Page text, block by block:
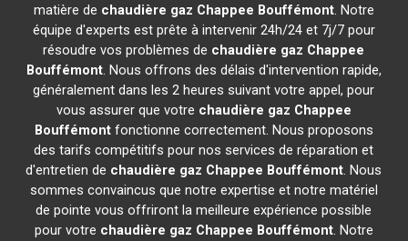
matière de chaudière gaz Chappee Bouffémont. Notre
équipe d'experts est prête à intervenir 24h/24 et 7j/7 pour
résoudre vos problèmes de chaudière gaz Chappee
Bouffémont. Nous offrons des délais d'intervention rapide,
généralement dans les 2 heures suivant votre appel, pour
vous assurer que votre chaudière gaz Chappee
Bouffémontfonctionne correctement. Nous proposons
des tarifs compétitifs pour nos services de réparation et
d'entretien de chaudière gaz Chappee Bouffémont. Nous
sommes convaincus que notre expertise et notre matériel
de pointe vous offriront la meilleure expérience possible
pour votre chaudière gaz Chappee Bouffémont. Notre